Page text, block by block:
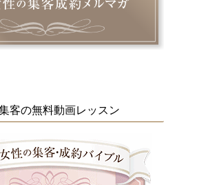
客の無料動画レッスン